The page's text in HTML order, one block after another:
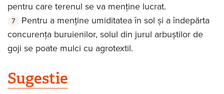
pentru care terenul se va menține lucrat.
Pentru a menține umiditatea în sol și a îndepărta
concurența buruienilor, solul din jurul arbuștilor de
goji se poate mulci cu agrotextil.
Sugestie